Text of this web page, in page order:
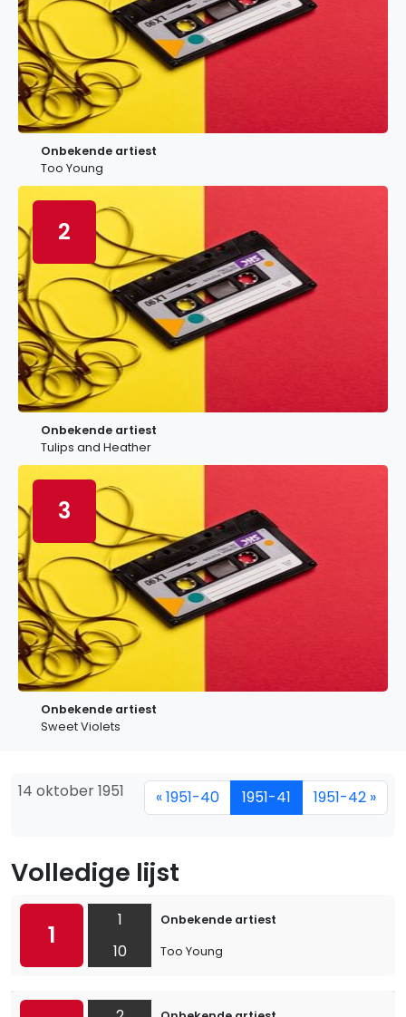
Onbekende artiest
Too Young
2
Onbekende artiest
Tulips and Heather
3
Onbekende artiest
Sweet Violets
14 oktober 1951 « 1951-40 1951-41 1951-42 »
Volledige lijst
1
1
10
Onbekende artiest
Too Young